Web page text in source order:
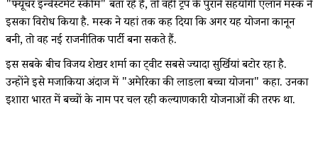
"फ्यूचर इन्वेस्टमेंट स्कीम" बता रहे हैं, तो वहीं ट्रंप के पुराने सहयोगी एलॉन मस्क ने
इसका विरोध किया है. मस्क ने यहां तक कह दिया कि अगर यह योजना कानून
बनी, तो वह नई राजनीतिक पार्टी बना सकते हैं.
इस सबके बीच विजय शेखर शर्मा का ट्वीट सबसे ज्यादा सुर्खियां बटोर रहा है.
उन्होंने इसे मजाकिया अंदाज में "अमेरिका की लाडला बच्चा योजना" कहा. उनका
इशारा भारत में बच्चों के नाम पर चल रही कल्याणकारी योजनाओं की तरफ था.